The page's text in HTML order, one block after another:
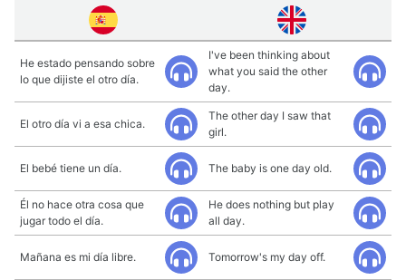
He estado pensando sobre
lo que dijiste el otro día.
I've been thinking about
what you said the other
day.
El otro día vi a esa chica.
The other day I saw that
girl.
El bebé tiene un día. The baby is one day old.
Él no hace otra cosa que
jugar todo el día.
He does nothing but play
all day.
Mañana es mi día libre. Tomorrow's my day off.